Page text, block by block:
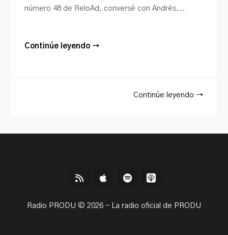
número 48 de ReloAd, conversé con Andrés...
Continúe leyendo →
Continúe leyendo →
Radio PRODU © 2026 - La radio oficial de PRODU